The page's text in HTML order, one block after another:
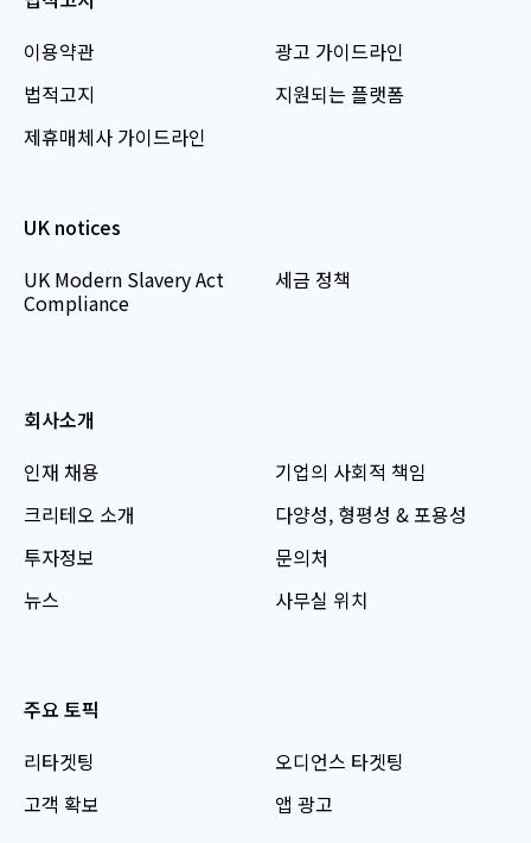
이용약관
법적고지
제휴매체사 가이드라인
광고 가이드라인
지원되는 플랫폼
UK notices
UK Modern Slavery Act
Compliance
세금 정책
회사소개
인재 채용
크리테오 소개
투자정보
뉴스
기업의 사회적 책임
다양성, 형평성 & 포용성
문의처
사무실 위치
주요 토픽
리타겟팅
고객 확보
오디언스 타겟팅
앱 광고